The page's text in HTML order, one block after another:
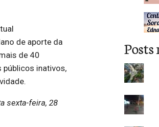
de aporte da
de 40
públicos inativos,
sexta-feira, 28